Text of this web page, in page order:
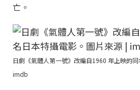
亡。
日劇《氣體人第一號》改編自1960 年上映的
imdb